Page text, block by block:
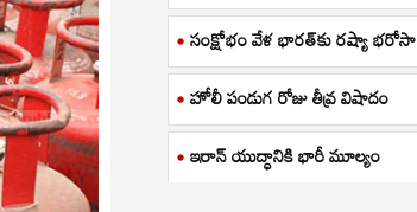
సంక్షోభం వేళ భారత్‌కు రష్యా భరోసా
హోలీ పండుగ రోజు తీవ్ర విషాదం
ఇరాన్ యుద్ధానికి భారీ మూల్యం